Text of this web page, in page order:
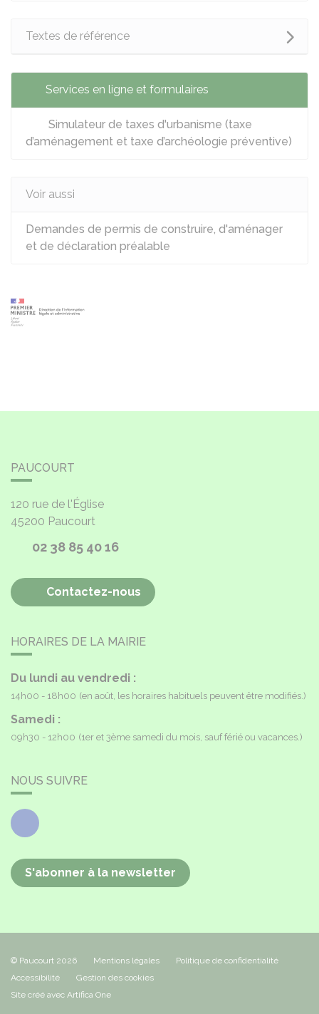
Textes de référence
Services en ligne et formulaires
Simulateur de taxes d'urbanisme (taxe
d’aménagement et taxe d’archéologie préventive)
Voir aussi
Demandes de permis de construire, d'aménager
et de déclaration préalable
PAUCOURT
120 rue de l'Église
45200 Paucourt
02 38 85 40 16
Contactez-nous
HORAIRES DE LA MAIRIE
Du lundi au vendredi :
14h00 - 18h00 (en août, les horaires habituels peuvent être modifiés.)
Samedi :
09h30 - 12h00 (1er et 3ème samedi du mois, sauf férié ou vacances.)
NOUS SUIVRE
Facebook
S'abonner à la newsletter
© Paucourt 2026 Mentions légales
Politique de confidentialité
Accessibilité
Gestion des cookies
Site créé avec Artifica One